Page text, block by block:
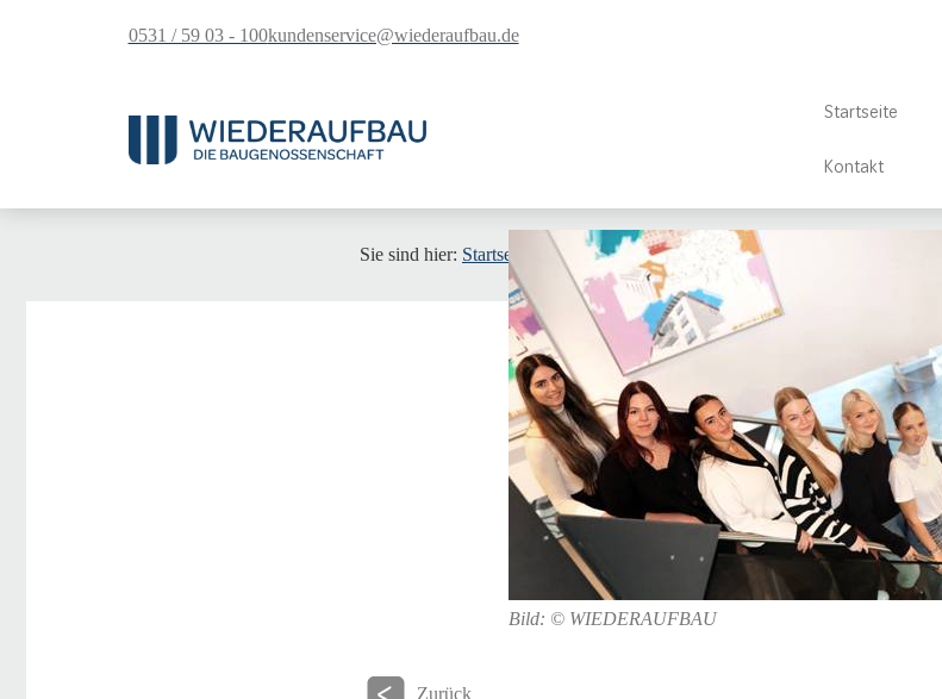
0531 / 59 03 - 100kundenservice@wiederaufbau.de
Startseite
Kontakt
Sie sind hier: Startseite Über uns/ Ausbildung bei der WIEDERAUFBAU
Bild: © WIEDERAUFBAU
Zurück